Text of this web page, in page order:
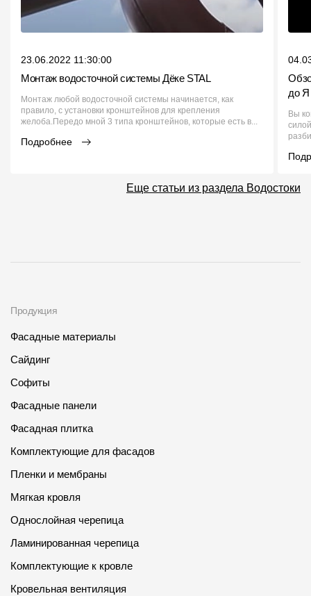
23.06.2022 11:30:00
Монтаж водосточной системы Дёке STAL
Монтаж любой водосточной системы начинается, как
правило, с установки кронштейнов для крепления
желоба.Передо мной 3 типа кронштейнов, которые есть в...
Подробнее
до Я
Вы
Еще статьи из раздела Водостоки
Продукция
Фасадные материалы
Сайдинг
Софиты
Фасадные панели
Фасадная плитка
Комплектующие для фасадов
Пленки и мембраны
Мягкая кровля
Однослойная черепица
Ламинированная черепица
Комплектующие к кровле
Кровельная вентиляция